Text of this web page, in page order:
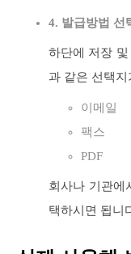
4. 발급방법 선
하단에 저장
과 같은 선택
이메일
팩스
PDF
회사나 기관에
택하시면 됩니